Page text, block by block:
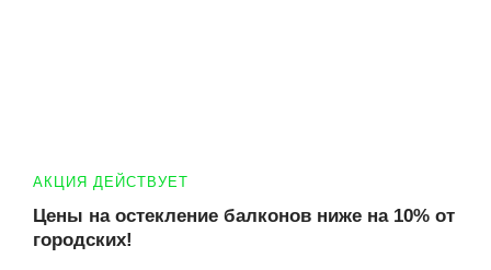
АКЦИЯ ДЕЙСТВУЕТ
Цены на остекление балконов ниже на 10% от
городских!